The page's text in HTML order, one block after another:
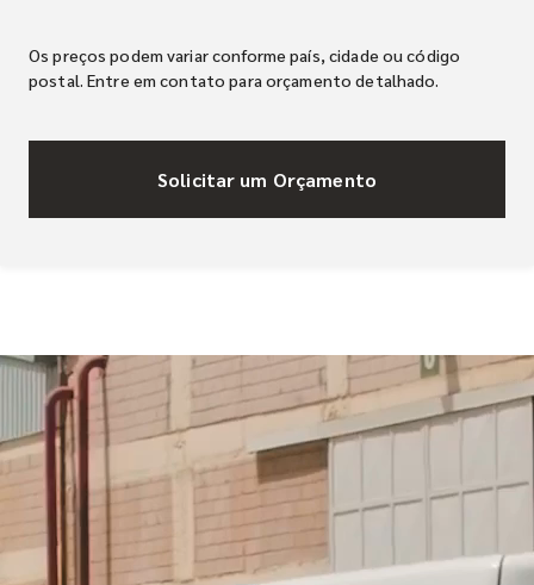
Os preços podem variar conforme país, cidade ou código
postal. Entre em contato para orçamento detalhado.
Solicitar um Orçamento